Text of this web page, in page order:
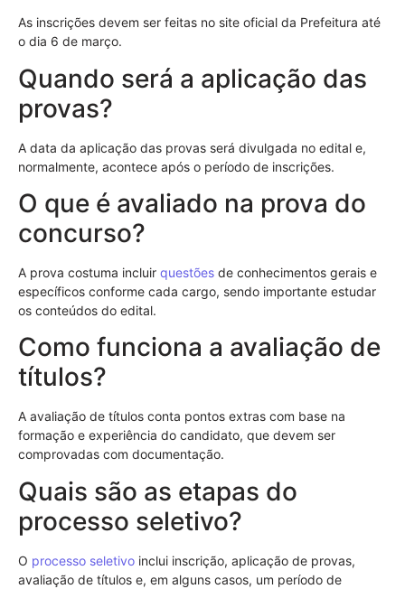
As inscrições devem ser feitas no site oficial da Prefeitura até
o dia 6 de março.
Quando será a aplicação das
provas?
A data da aplicação das provas será divulgada no edital e,
normalmente, acontece após o período de inscrições.
O que é avaliado na prova do
concurso?
A prova costuma incluir questões de conhecimentos gerais e
específicos conforme cada cargo, sendo importante estudar
os conteúdos do edital.
Como funciona a avaliação de
títulos?
A avaliação de títulos conta pontos extras com base na
formação e experiência do candidato, que devem ser
comprovadas com documentação.
Quais são as etapas do
processo seletivo?
O processo seletivo inclui inscrição, aplicação de provas,
avaliação de títulos e, em alguns casos, um período de